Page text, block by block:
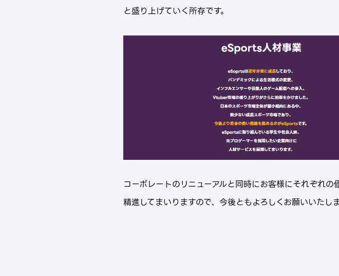
と盛り上げていく所存です。
コーポレートのリニューアルと同時にお客様にそれぞれの
精進してまいりますので、今後ともよろしくお願いいたしま